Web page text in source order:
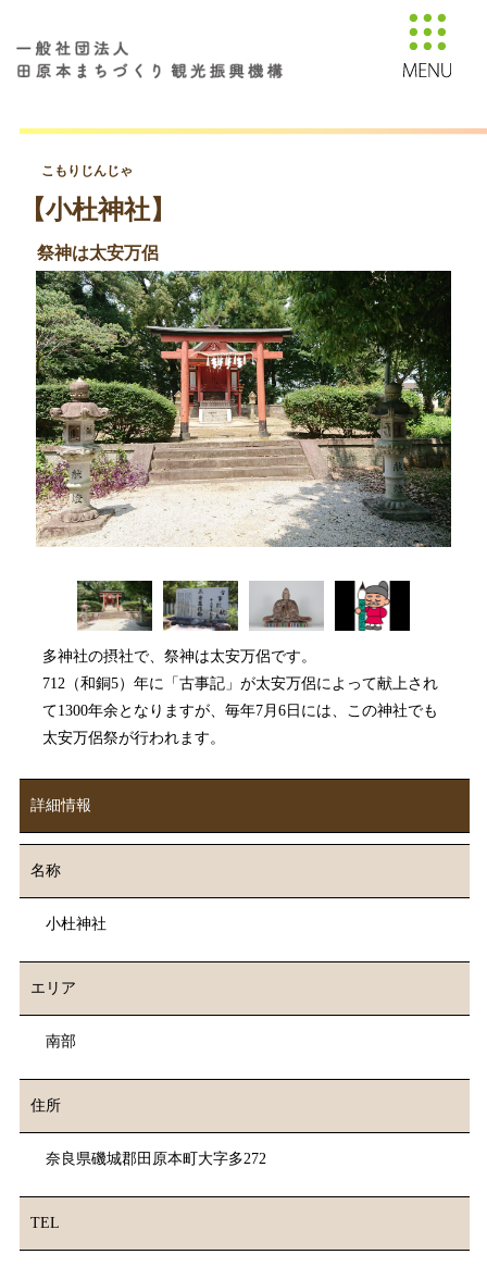
こもりじんじゃ
【小杜神社】
祭神は太安万侶
多神社の摂社で、祭神は太安万侶です。
712（和銅5）年に「古事記」が太安万侶によって献上され
て1300年余となりますが、毎年7⽉6⽇には、この神社でも
太安万侶祭が⾏われます。
詳細情報
名称
小杜神社
エリア
南部
住所
奈良県磯城郡⽥原本町⼤字多272
TEL